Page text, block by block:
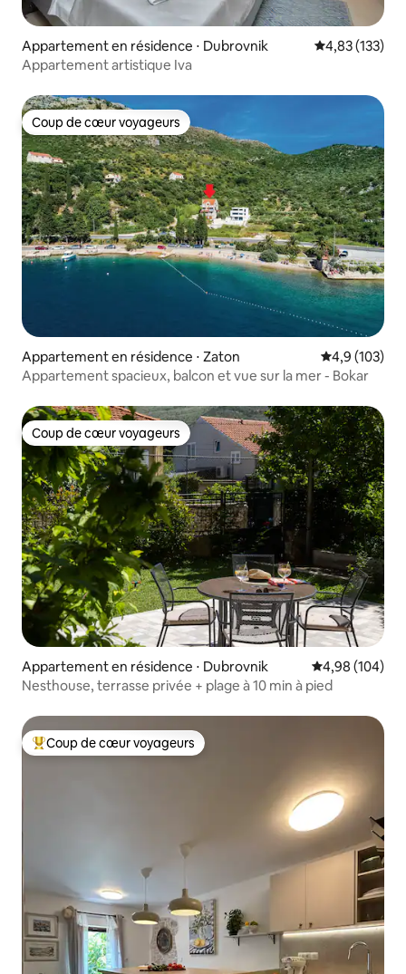
Appartement en résidence ⋅ Dubrovnik Évaluation
4,83 (133)
Appartement artistique Iva
Coup de cœur voyageurs
Coup de cœur voyageurs
Appartement en résidence ⋅ Zaton Évaluation
4,9 (103)
Appartement spacieux, balcon et vue sur la mer - Bokar
Coup de cœur voyageurs
Coup de cœur voyageurs
Appartement en résidence ⋅ Dubrovnik Évaluation
4,98 (104)
Nesthouse, terrasse privée + plage à 10 min à pied
Coups de cœur voyageurs les plus appréciés
Coup de cœur voyageurs